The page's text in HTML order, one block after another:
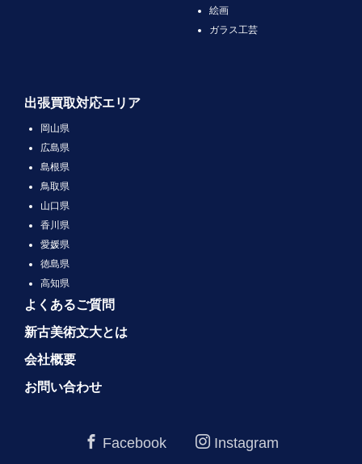
絵画
ガラス工芸
出張買取対応エリア
岡山県
広島県
島根県
鳥取県
山口県
香川県
愛媛県
徳島県
高知県
よくあるご質問
新古美術文大とは
会社概要
お問い合わせ
Facebook Instagram